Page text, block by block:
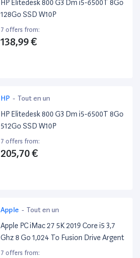
HP Elitedesk 800 G3 Dm i5-6500T 8Go
128Go SSD W10P
7 offers from:
138,99 €
HP - Tout en un
HP Elitedesk 800 G3 Dm i5-6500T 8Go
512Go SSD W10P
7 offers from:
205,70 €
Apple - Tout en un
Apple PC iMac 27 5K 2019 Core i5 3,7
Ghz 8 Go 1,024 To Fusion Drive Argent
7 offers from: